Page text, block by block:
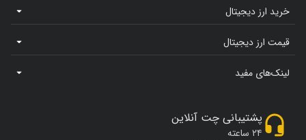
خرید ارز دیجیتال
قیمت ارز دیجیتال
لینک‌های مفید
پشتیبانی چت آنلاین
۲۴ ساعته